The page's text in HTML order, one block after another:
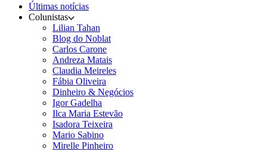
Últimas notícias
Colunistas
Lilian Tahan
Blog do Noblat
Carlos Carone
Andreza Matais
Claudia Meireles
Fábia Oliveira
Dinheiro & Negócios
Igor Gadelha
Ilca Maria Estevão
Isadora Teixeira
Mario Sabino
Mirelle Pinheiro